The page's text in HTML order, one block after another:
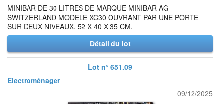
MINIBAR DE 30 LITRES DE MARQUE MINIBAR AG
SWITZERLAND MODELE XC30 OUVRANT PAR UNE PORTE
SUR DEUX NIVEAUX. 52 X 40 X 35 CM.
Détail du lot
Lot n° 651.09
Electroménager
09/12/2025